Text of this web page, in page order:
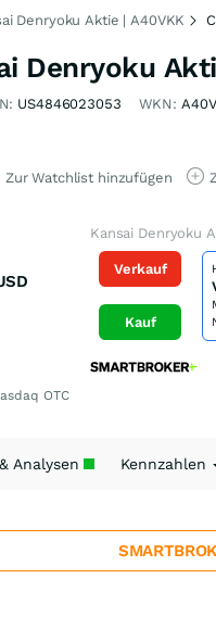
Denryoku Aktie | A40VKK
Denryoku
US4846023053 WKN:
Zur Watchlist hinzufügen
OTC
Kansai Denryoku
Verkauf
Kauf
Analysen Kennzahlen